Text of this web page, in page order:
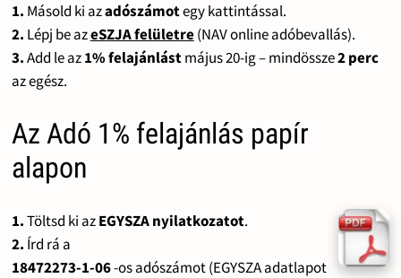
1. Másold ki azadószámotegy kattintással.
2. Lépj be azeSZJA felületre(NAV online adóbevallás).
3.Add le az1% felajánlástmájus 20-ig – mindössze2 perc
az egész.
Az Adó 1% felajánlás papír
alapon
1.Töltsd ki azEGYSZA nyilatkozatot.
2. Írd rá a
18472273-1-06-os adószámot (EGYSZA adatlapot